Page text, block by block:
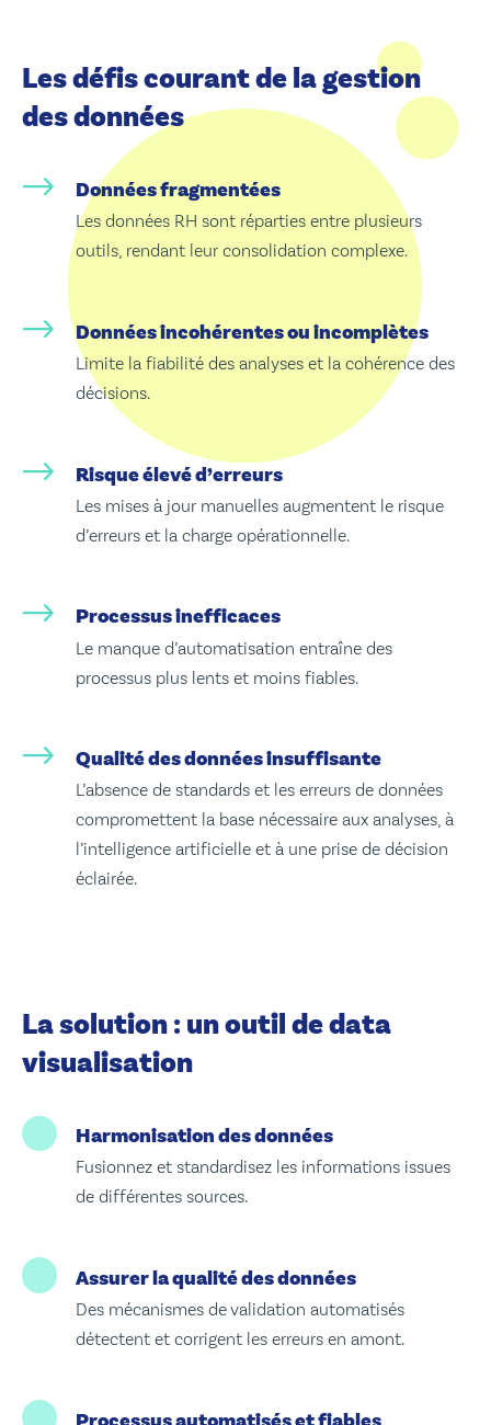
Les défis courant de la gestion
des données
Données fragmentées
Les données RH sont réparties entre plusieurs
outils, rendant leur consolidation complexe.
Données incohérentes ou incomplètes
Limite la fiabilité des analyses et la cohérence des
décisions.
Risque élevé d’erreurs
Les mises à jour manuelles augmentent le risque
d’erreurs et la charge opérationnelle.
Processus inefficaces
Le manque d’automatisation entraîne des
processus plus lents et moins fiables.
Qualité des données insuffisante
L’absence de standards et les erreurs de données
compromettent la base nécessaire aux analyses, à
l’intelligence artificielle et à une prise de décision
éclairée.
La solution : un outil de data
visualisation
Harmonisation des données
Fusionnez et standardisez les informations issues
de différentes sources.
Assurer la qualité des données
Des mécanismes de validation automatisés
détectent et corrigent les erreurs en amont.